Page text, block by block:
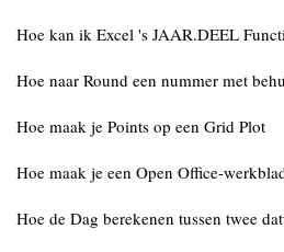
Hoe kan ik Excel 's JAAR.DEEL
Hoe naar Round een nummer met
Hoe maak je Points op een Grid Plot
Hoe maak je een Open Office-
Hoe de Dag berekenen tussen twee